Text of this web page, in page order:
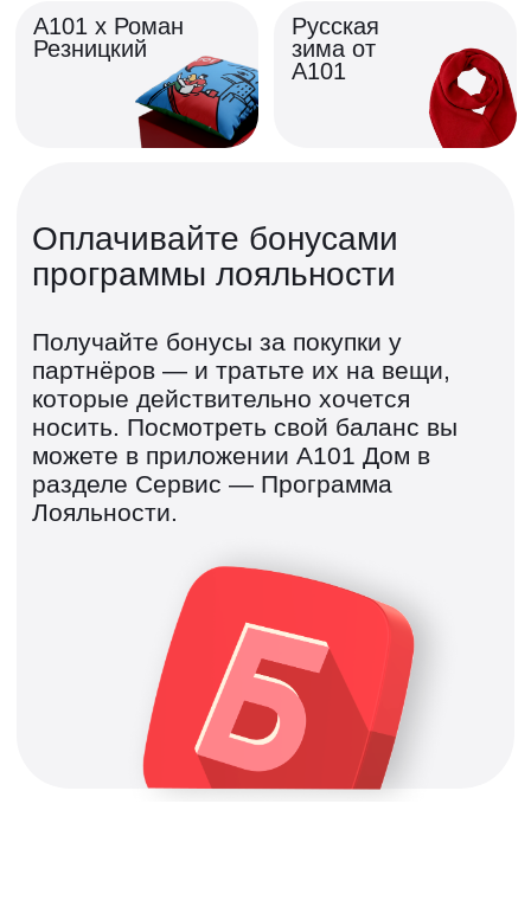
Зимняя коллекция мерча А101 из
натуральной итальянской шерсти и
кашемира. Тёплые аксессуары с
характером: шарф, косынка и грелка —
для морозных прогулок, зимнего спорта
и домашнего уюта. Яркий акцент,
комфорт и редкий баланс натурального
Русская зима от
А101